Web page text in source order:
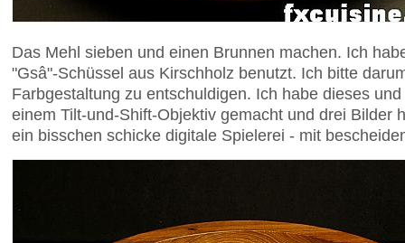
Das Mehl sieben und einen Brunnen machen. Ich
"Gsâ"-Schüssel aus Kirschholz benutzt. Ich bitte
Farbgestaltung zu entschuldigen. Ich habe dieses
einem Tilt-und-Shift-Objektiv gemacht und drei Bilder
ein bisschen schicke digitale Spielerei - mit